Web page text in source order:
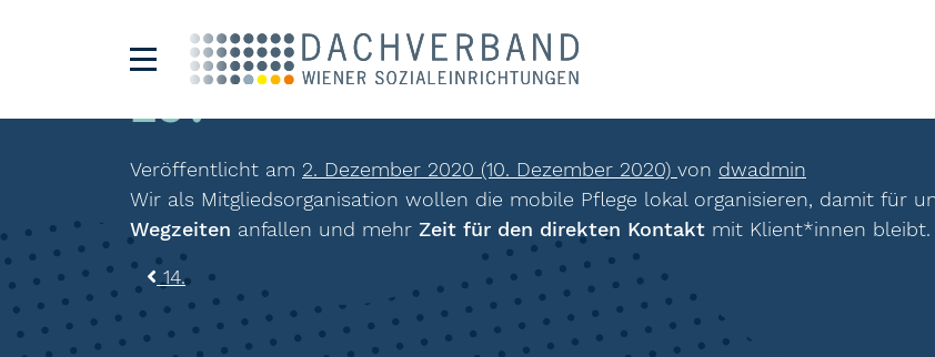
15.
Veröffentlicht am 2. Dezember 2020 (10. Dezember 2020) von dwadmin
Wir als Mitgliedsorganisation wollen die mobile Pflege lokal organisieren, damit für
Wegzeiten anfallen und mehr Zeit für den direkten Kontakt mit Klient*innen bleibt.
Beitragsnavigation
14.